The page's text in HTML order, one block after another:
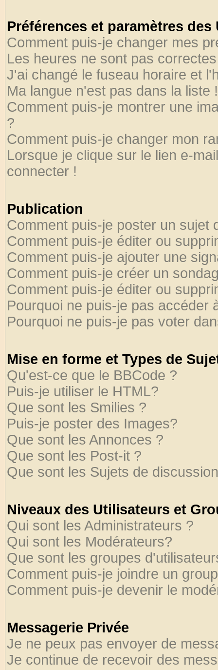
Préférences et paramètres
Comment puis-je changer mes
Les heures ne sont pas
J'ai changé le fuseau horaire et
Ma langue n'est pas dans la liste !
Comment puis-je montrer une
?
Comment puis-je changer mon
Lorsque je clique sur le lien e-
connecter !
Publication
Comment puis-je poster un sujet
Comment puis-je éditer ou
Comment puis-je ajouter une
Comment puis-je créer un
Comment puis-je éditer ou
Pourquoi ne puis-je pas accéder
Pourquoi ne puis-je pas voter
Mise en forme et Types de
Qu'est-ce que le BBCode ?
Puis-je utiliser le HTML?
Que sont les Smilies ?
Puis-je poster des Images?
Que sont les Annonces ?
Que sont les Post-it ?
Que sont les Sujets de
Niveaux des Utilisateurs et
Qui sont les Administrateurs ?
Qui sont les Modérateurs?
Que sont les groupes
Comment puis-je joindre un
Comment puis-je devenir le
Messagerie Privée
Je ne peux pas envoyer de
Je continue de recevoir des